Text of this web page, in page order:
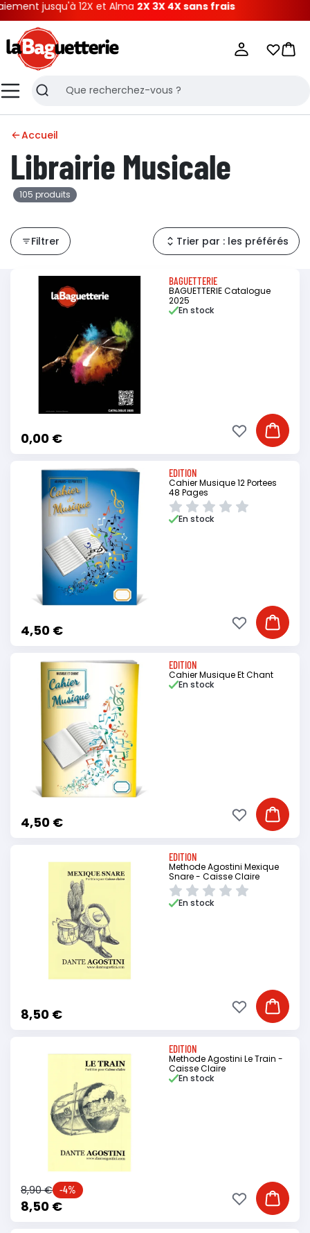
12X et Alma2X 3X 4X sans frais
MenuRecherche
Mes
Accueil
Librairie Musicale
105 produits
Filtrer Trier par : les préférés
BAGUETTERIE
BAGUETTERIE Catalogue
2025
0,00 €
En stock
Ajouter
Ajouter à ma
EDITION
Cahier Musique 12 Portees
48 Pages
4,50 €
En stock
Ajouter
Ajouter à ma
EDITION
Cahier Musique Et Chant
4,50 €
En stock
Ajouter
Ajouter à ma
EDITION
Methode Agostini Mexique
Snare - Caisse Claire
8,50 €
En stock
Ajouter
Ajouter à ma
EDITION
Methode Agostini Le Train -
Caisse Claire
8,50 €
8,90 € -4%
En stock
Ajouter
Ajouter à ma